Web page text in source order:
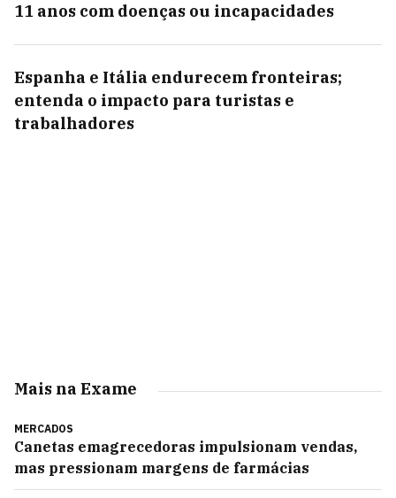
11 anos com doenças ou incapacidades
Espanha e Itália endurecem fronteiras;
entenda o impacto para turistas e
trabalhadores
Mais na Exame
MERCADOS
Canetas emagrecedoras impulsionam vendas,
mas pressionam margens de farmácias